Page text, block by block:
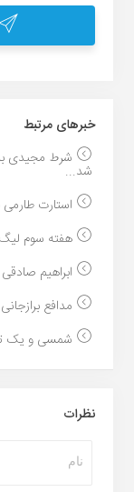
خبر‌های مرتبط
شرط مجیدی
شد...
استارت طارمی
هفته سوم لیگ برتر/
ابراهیم
مدافع
شمسی و یک
نظرات